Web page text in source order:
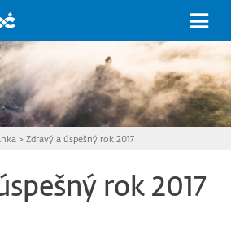
>Zdravý a úspešný rok 2017
rok 2017